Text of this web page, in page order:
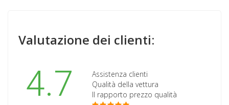
Valutazione dei clienti:
4.7
Assistenza clienti
Qualità della vettura
Il rapporto prezzo qualità